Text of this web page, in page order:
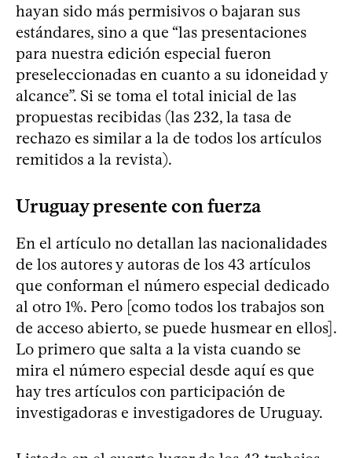
hayan sido más permisivos o bajaran sus
estándares, sino a que “las presentaciones
para nuestra edición especial fueron
preseleccionadas en cuanto a su idoneidad y
alcance”. Si se toma el total inicial de las
propuestas recibidas (las 232, la tasa de
rechazo es similar a la de todos los artículos
remitidos a la revista).
Uruguay presente con fuerza
En el artículo no detallan las nacionalidades
de los autores y autoras de los 43 artículos
que conforman el número especial dedicado
al otro 1%. Pero [como todos los trabajos son
de acceso abierto, se puede husmear en ellos].
Lo primero que salta a la vista cuando se
mira el número especial desde aquí es que
hay tres artículos con participación de
investigadoras e investigadores de Uruguay.